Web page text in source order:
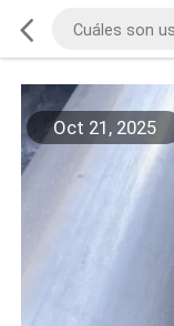
Oct 21, 2025